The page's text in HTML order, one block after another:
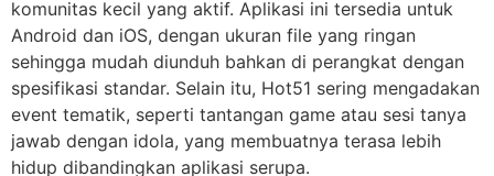
komunitas kecil yang aktif. Aplikasi ini tersedia untuk
Android dan iOS, dengan ukuran file yang ringan
sehingga mudah diunduh bahkan di perangkat dengan
spesifikasi standar. Selain itu, Hot51 sering mengadakan
event tematik, seperti tantangan game atau sesi tanya
jawab dengan idola, yang membuatnya terasa lebih
hidup dibandingkan aplikasi serupa.